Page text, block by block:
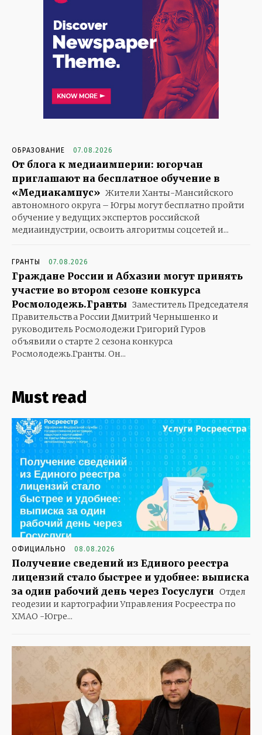
ОБРАЗОВАНИЕ 07.08.2026
От блога к медиаимперии: югорчан
приглашают на бесплатное обучение в
«Медиакампус» Жители Ханты-Мансийского
автономного округа – Югры могут бесплатно пройти
обучение у ведущих экспертов российской
медиаиндустрии, освоить алгоритмы соцсетей и...
ГРАНТЫ 07.08.2026
Граждане России и Абхазии могут принять
участие во втором сезоне конкурса
Росмолодежь.Гранты Заместитель Председателя
Правительства России Дмитрий Чернышенко и
руководитель Росмолодежи Григорий Гуров
объявили о старте 2 сезона конкурса
Росмолодежь.Гранты. Он...
Must read
ОФИЦИАЛЬНО 08.08.2026
Получение сведений из Единого реестра
лицензий стало быстрее и удобнее: выписка
за один рабочий день через Госуслуги Отдел
геодезии и картографии Управления Росреестра по
ХМАО -Югре...